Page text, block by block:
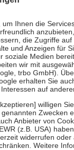
Es sind jedoch nie
entrichten.
auch
der Kosten sowie
Versicherten für
Stellung der
an bei:
bis zum
Vorsorge und